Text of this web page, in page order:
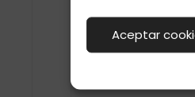
Aceptar
CAJITA